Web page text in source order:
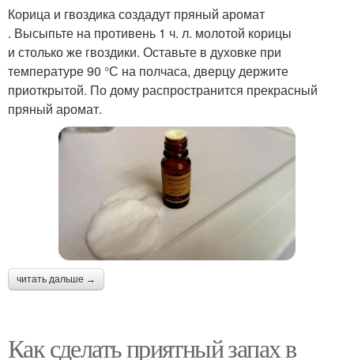
Корица и гвоздика создадут пряный аромат
. Высыпьте на противень 1 ч. л. молотой корицы
и столько же гвоздики. Оставьте в духовке при
температуре 90 °С на полчаса, дверцу держите
приоткрытой. По дому распространится прекрасный
пряный аромат.
читать дальше →
Как сделать приятный запах в